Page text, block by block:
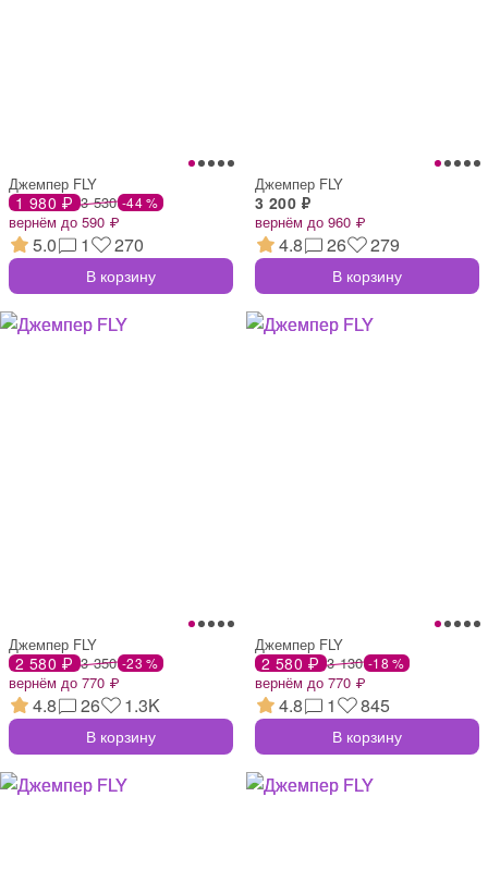
Джемпер FLY
1 980 ₽ 3 530 -44 %
вернём до 590 ₽
5.0 1 270
В корзину
Джемпер FLY
3 200 ₽
вернём до 960 ₽
4.8 26 279
В корзину
Джемпер FLY
2 580 ₽ 3 350 -23 %
вернём до 770 ₽
4.8 26 1.3K
В корзину
Джемпер FLY
2 580 ₽ 3 130 -18 %
вернём до 770 ₽
4.8 1 845
В корзину